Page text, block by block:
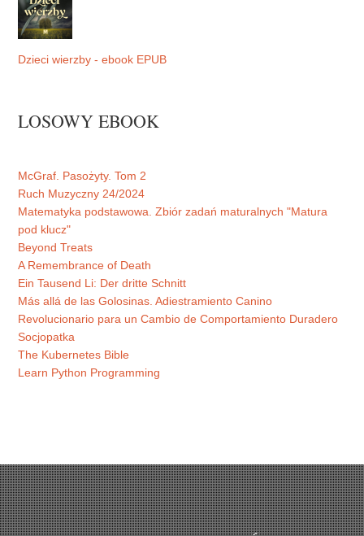
Dzieci wierzby - ebook EPUB
LOSOWY EBOOK
McGraf. Pasożyty. Tom 2
Ruch Muzyczny 24/2024
Matematyka podstawowa. Zbiór zadań maturalnych "Matura
pod klucz"
Beyond Treats
A Remembrance of Death
Ein Tausend Li: Der dritte Schnitt
Más allá de las Golosinas. Adiestramiento Canino
Revolucionario para un Cambio de Comportamiento Duradero
Socjopatka
The Kubernetes Bible
Learn Python Programming